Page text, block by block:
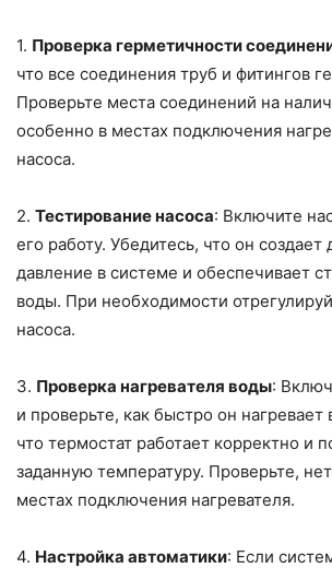
1. Проверка герметичности
что все соединения труб и фитингов
Проверьте места соединений на
особенно в местах подключения
насоса.
2. Тестирование насоса: Включите
его работу. Убедитесь, что он создает
давление в системе и обеспечивает
воды. При необходимости
насоса.
3. Проверка нагревателя воды:
и проверьте, как быстро он нагревает
что термостат работает корректно и
заданную температуру. Проверьте,
местах подключения нагревателя.
4. Настройка автоматики: Если